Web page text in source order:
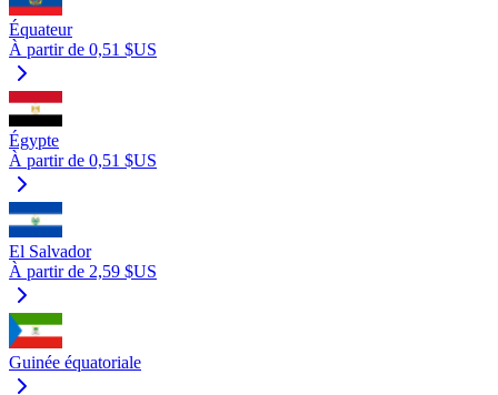
Équateur
À partir de 0,51 $US
Égypte
À partir de 0,51 $US
El Salvador
À partir de 2,59 $US
Guinée équatoriale